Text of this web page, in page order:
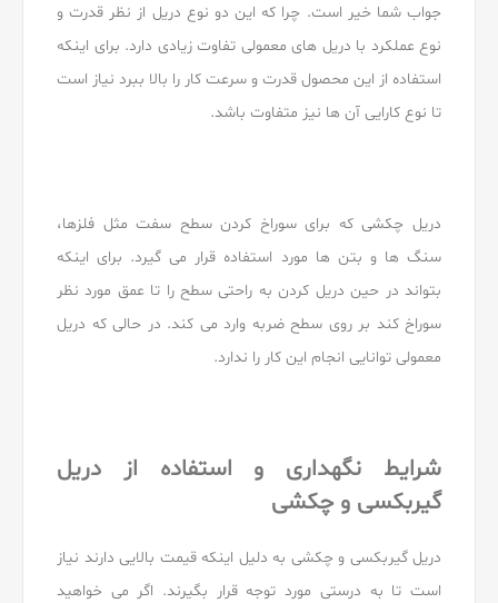
جواب شما خیر است. چرا که این دو نوع دریل از نظر قدرت و
نوع عملکرد با دریل های معمولی تفاوت زیادی دارد. برای اینکه
استفاده از این محصول قدرت و سرعت کار را بالا ببرد نیاز است
تا نوع کارایی آن ها نیز متفاوت باشد.
دریل چکشی که برای سوراخ کردن سطح سفت مثل فلزها،
سنگ ها و بتن ها مورد استفاده قرار می گیرد. برای اینکه
بتواند در حین دریل کردن به راحتی سطح را تا عمق مورد نظر
سوراخ کند بر روی سطح ضربه وارد می کند. در حالی که دریل
معمولی توانایی انجام این کار را ندارد.
شرایط نگهداری و استفاده از دریل
گیربکسی و چکشی
دریل گیربکسی و چکشی به دلیل اینکه قیمت بالایی دارند نیاز
است تا به درستی مورد توجه قرار بگیرند. اگر می خواهید